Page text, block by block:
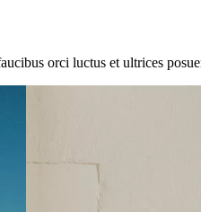
orci luctus et ultrices